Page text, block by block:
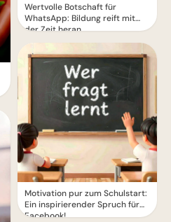
Wertvolle Botschaft für
WhatsApp: Bildung reift mit
der Zeit heran
Motivation pur zum Schulstart:
Ein inspirierender Spruch für
Facebook!